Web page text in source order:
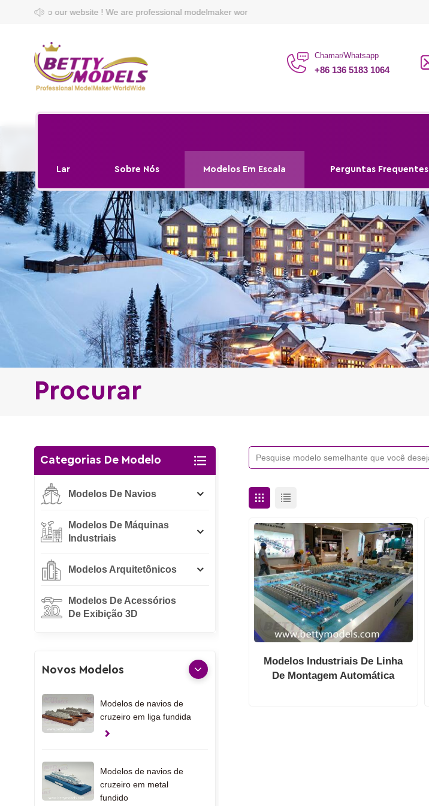
website ! We are professional modelmaker worldwide.
Chamar/Whatsapp
+86 136 5183 1064
Lar Sobre Nós Modelos Em Escala Perguntas Frequentes
Procurar
Modelos Industriais De Linha
De Montagem Automática
Categorias De Modelo
Modelos De Navios
Modelos De Máquinas
Industriais
Modelos Arquitetônicos
Modelos De Acessórios
De Exibição 3D
Novos Modelos
Modelos de navios de
cruzeiro em liga fundida
Modelos de navios de
cruzeiro em metal
fundido